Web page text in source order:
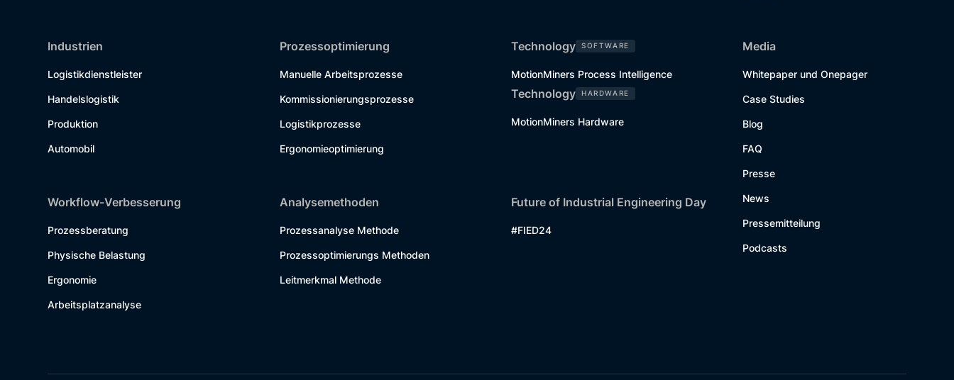
Industrien
Logistikdienstleister
Handelslogistik
Produktion
Automobil
Prozessoptimierung
Manuelle Arbeitsprozesse
Kommissionierungsprozesse
Logistikprozesse
Ergonomieoptimierung
Technology SOFTWARE
MotionMiners Process Intelligence
Technology HARDWARE
MotionMiners Hardware
Media
Whitepaper und Onepager
Case Studies
Blog
FAQ
Presse
News
Pressemitteilung
Podcasts
Workflow-Verbesserung
Prozessberatung
Physische Belastung
Ergonomie
Arbeitsplatzanalyse
Analysemethoden
Prozessanalyse Methode
Prozessoptimierungs Methoden
Leitmerkmal Methode
Future of Industrial Engineering Day
#FIED24